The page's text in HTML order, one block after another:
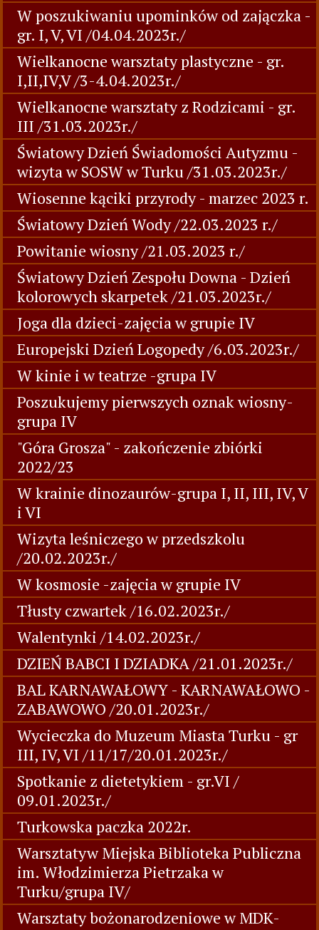
W poszukiwaniu upominków od zajączka -
gr. I, V, VI /04.04.2023r./
Wielkanocne warsztaty plastyczne - gr.
I,II,IV,V /3-4.04.2023r./
Wielkanocne warsztaty z Rodzicami - gr.
III /31.03.2023r./
Światowy Dzień Świadomości Autyzmu -
wizyta w SOSW w Turku /31.03.2023r./
Wiosenne kąciki przyrody - marzec 2023 r.
Światowy Dzień Wody /22.03.2023 r./
Powitanie wiosny /21.03.2023 r./
Światowy Dzień Zespołu Downa - Dzień
kolorowych skarpetek /21.03.2023r./
Joga dla dzieci-zajęcia w grupie IV
Europejski Dzień Logopedy /6.03.2023r./
W kinie i w teatrze -grupa IV
Poszukujemy pierwszych oznak wiosny-
grupa IV
"Góra Grosza" - zakończenie zbiórki
2022/23
W krainie dinozaurów-grupa I, II, III, IV, V
i VI
Wizyta leśniczego w przedszkolu
/20.02.2023r./
W kosmosie -zajęcia w grupie IV
Tłusty czwartek /16.02.2023r./
Walentynki /14.02.2023r./
DZIEŃ BABCI I DZIADKA /21.01.2023r./
BAL KARNAWAŁOWY - KARNAWAŁOWO -
ZABAWOWO /20.01.2023r./
Wycieczka do Muzeum Miasta Turku - gr
III, IV, VI /11/17/20.01.2023r./
Spotkanie z dietetykiem - gr.VI /
09.01.2023r./
Turkowska paczka 2022r.
Warsztatyw Miejska Biblioteka Publiczna
im. Włodzimierza Pietrzaka w
Turku/grupa IV/
Warsztaty bożonarodzeniowe w MDK-